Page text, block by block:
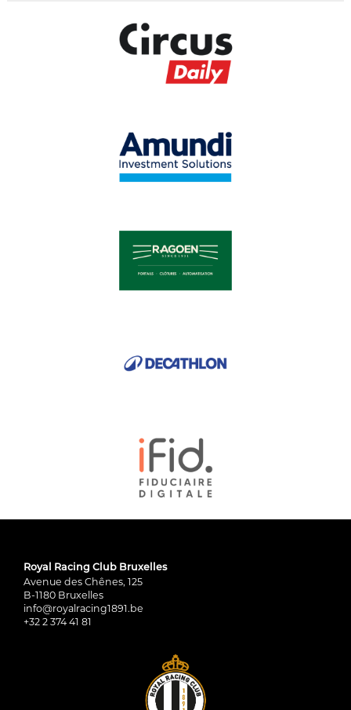
Royal Racing Club Bruxelles
Avenue des Chênes, 125
B-1180 Bruxelles
info@royalracing1891.be
+32 2 374 41 81